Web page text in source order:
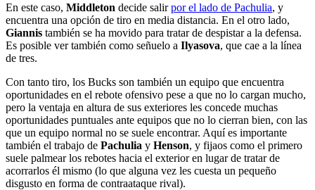
En este caso, Middleton decide salirpor el lado de Pachulia, y
encuentra una opción de tiro en media distancia. En el otro lado,
Giannis también se ha movido para tratar de despistar a la defensa.
Es posible ver también como señuelo a Ilyasova, que cae a la línea
de tres.
Con tanto tiro, los Bucks son también un equipo que encuentra
oportunidades en el rebote ofensivo pese a que no lo cargan mucho,
pero la ventaja en altura de sus exteriores les concede muchas
oportunidades puntuales ante equipos que no lo cierran bien, con las
que un equipo normal no se suele encontrar. Aquí es importante
también el trabajo de Pachulia y Henson, y fijaos como el primero
suele palmear los rebotes hacia el exterior en lugar de tratar de
acorrarlos él mismo (lo que alguna vez les cuesta un pequeño
disgusto en forma de contraataque rival).